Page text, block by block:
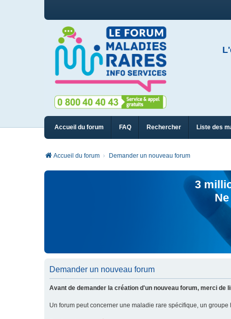
Accueil du forum FAQ Rechercher Liste des
Accueil du forum Demander un nouveau forum
3
Demander un nouveau forum
Avant de demander la création d'un nouveau forum, merci de
Un forum peut concerner une maladie rare spécifique, un